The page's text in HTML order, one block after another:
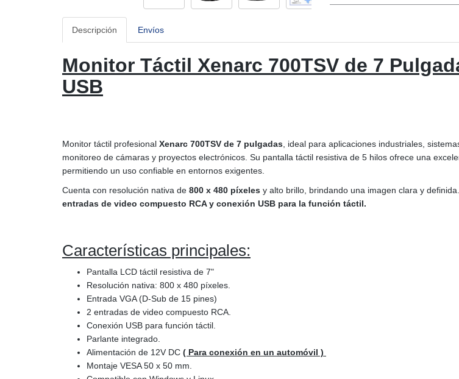
Descripción Envíos
Monitor Táctil Xenarc 700TSV de 7
USB
Monitor táctil profesional Xenarc 700TSV de 7 pulgadas , ideal para aplicaciones industriales,
monitoreo de cámaras y proyectos electrónicos. Su pantalla táctil resistiva de 5 hilos ofrece una
permitiendo un uso confiable en entornos exigentes.
Cuenta con resolución nativa de 800 x 480 píxeles y alto brillo, brindando una imagen clara y
entradas de video compuesto RCA y conexión USB para la función táctil.
Características principales:
Pantalla LCD táctil resistiva de 7"
Resolución nativa: 800 x 480 píxeles.
Entrada VGA (D-Sub de 15 pines)
2 entradas de video compuesto RCA.
Conexión USB para función táctil.
Parlante integrado.
Alimentación de 12V DC ( Para conexión en un automóvil )
Montaje VESA 50 x 50 mm.